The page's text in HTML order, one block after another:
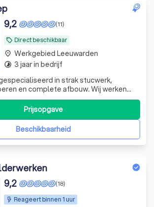
local_offer Direct beschikbaar
(11)
9,2
in strak stucwerk,
en complete afbouw. Wij werken
duidelijk en leveren vakwerk met
klus tot complete renovatie: wij
voor een strak eindresultaat.
Beschikbaarheid
Prijsopgave
place Werkgebied Leeuwarden
timelapse 3 jaar in bedrijf
Reageert binnen 1 uur
(18)
9,2